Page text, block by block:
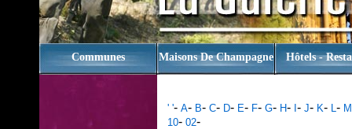
Communes Maisons De Champagne Hôtels -
' '- A- B- C- D- E- F- G- H- - J- K- L- M
10- 02-